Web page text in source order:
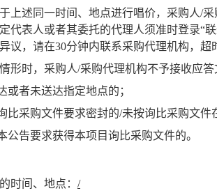
上述同一时间、地点进行唱价，采购人/
代表人或者其委托的代理人须准时登录“
议，请在30分钟内联系采购代理机构，
形时，采购人/采购代理机构不予接收应答
或者未送达指定地点的；
比采购文件要求密封的/未按询比采购文件
公告要求获得本项目询比采购文件的。
时间、地点： /